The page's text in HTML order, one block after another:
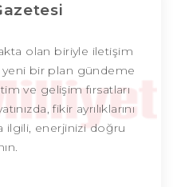
olan biriyle iletişim
yeni bir plan gündeme
ve gelişim fırsatları
fikir ayrılıklarını
ilgili, enerjinizi doğru